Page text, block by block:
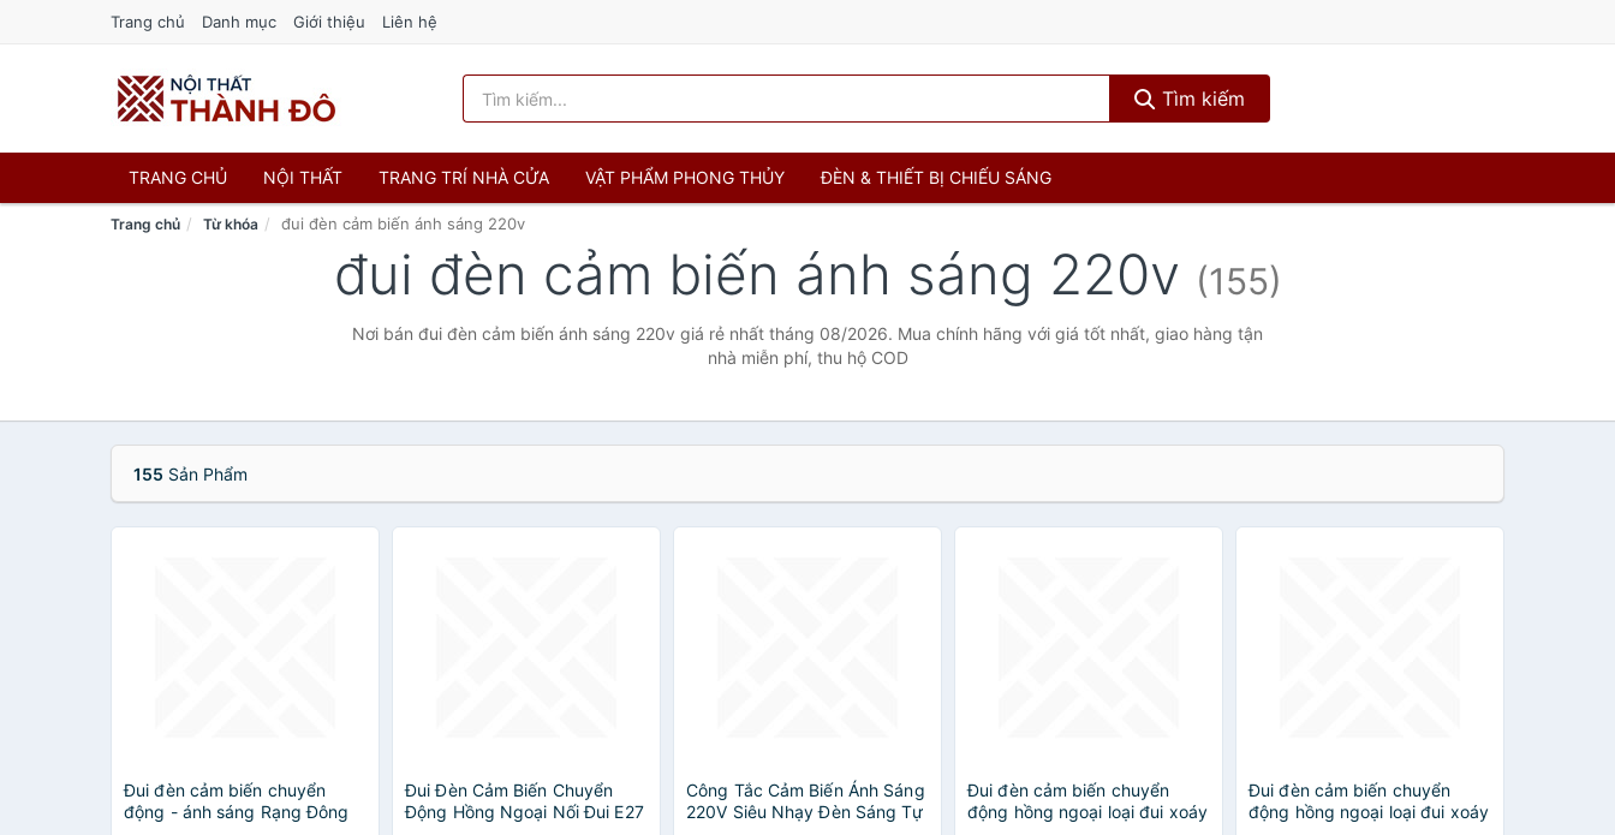
Trang chủ Danh mục Giới thiệu Liên hệ
Tìm kiếm
TRANG CHỦ NỘI THẤT TRANG TRÍ NHÀ CỬA VẬT PHẨM PHONG THỦY ĐÈN & THIẾT BỊ CHIẾU SÁNG
Trang chủ Từ khóa đui đèn cảm biến ánh sáng 220v
đui đèn cảm biến ánh sáng 220v (155)
Nơi bán đui đèn cảm biến ánh sáng 220v giá rẻ nhất tháng 08/2026. Mua chính hãng với giá tốt nhất, giao hàng tận
nhà miễn phí, thu hộ COD
155 Sản Phẩm
Đui đèn cảm biến chuyển
động - ánh sáng Rạng Đông
Đui Đèn Cảm Biến Chuyển
Động Hồng Ngoại Nối Đui E27
Công Tắc Cảm Biến Ánh Sáng
220V Siêu Nhạy Đèn Sáng Tự
Đui đèn cảm biến chuyển
động hồng ngoại loại đui xoáy
Đui đèn cảm biến chuyển
động hồng ngoại loại đui xoáy